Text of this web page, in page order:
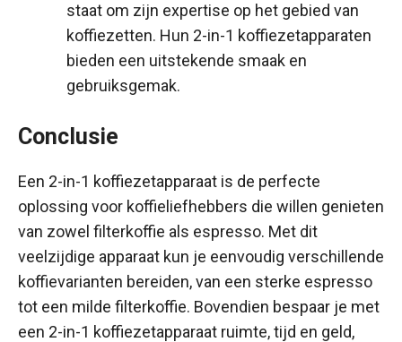
staat om zijn expertise op het gebied van
koffiezetten. Hun 2-in-1 koffiezetapparaten
bieden een uitstekende smaak en
gebruiksgemak.
Conclusie
Een 2-in-1 koffiezetapparaat is de perfecte
oplossing voor koffieliefhebbers die willen genieten
van zowel filterkoffie als espresso. Met dit
veelzijdige apparaat kun je eenvoudig verschillende
koffievarianten bereiden, van een sterke espresso
tot een milde filterkoffie. Bovendien bespaar je met
een 2-in-1 koffiezetapparaat ruimte, tijd en geld,